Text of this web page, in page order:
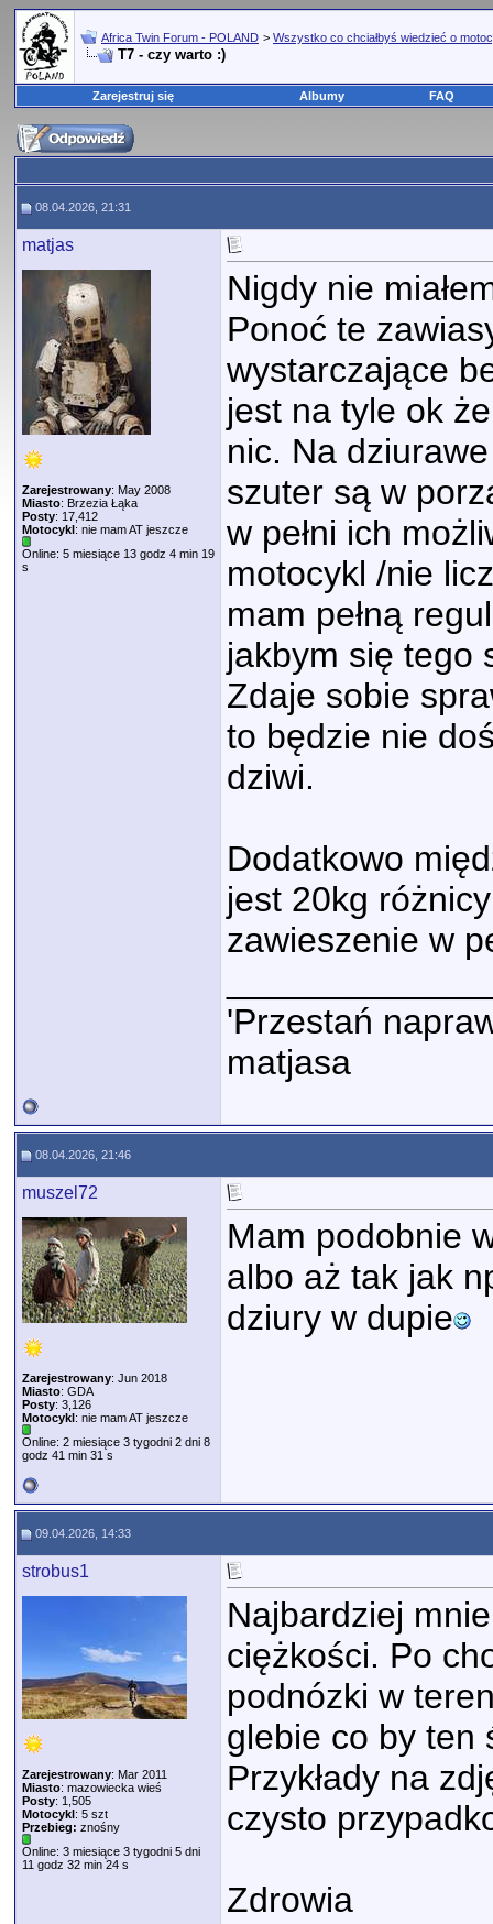
Africa Twin Forum - POLAND > Wszystko co chciałbyś wiedzieć o
T7 - czy warto :)
Zarejestruj się Albumy FAQ
08.04.2026, 21:31
matjas
Zarejestrowany: May 2008
Miasto: Brzezia Łąka
Posty: 17,412
Motocykl: nie mam AT jeszcze
Online: 5 miesiące 13 godz 4 min 19
s
Nigdy nie
Ponoć te
wystarczające
jest na tyle ok
nic. Na
szuter są w
w pełni ich
motocykl /nie
mam pełną
jakbym się tego
Zdaje sobie
to będzie nie
dziwi.
Dodatkowo
jest 20kg
zawieszenie w
'Przestań
matjasa
08.04.2026, 21:46
muszel72
Zarejestrowany: Jun 2018
Miasto: GDA
Posty: 3,126
Motocykl: nie mam AT jeszcze
Online: 2 miesiące 3 tygodni 2 dni 8
godz 41 min 31 s
Mam podobnie
albo aż tak jak
dziury w dupie
09.04.2026, 14:33
strobus1
Zarejestrowany: Mar 2011
Miasto: mazowiecka wieś
Posty: 1,505
Motocykl: 5 szt
Przebieg: znośny
Online: 3 miesiące 3 tygodni 5 dni
11 godz 32 min 24 s
Najbardziej
ciężkości. Po
podnózki w
glebie co by ten
Przykłady na
czysto
Zdrowia